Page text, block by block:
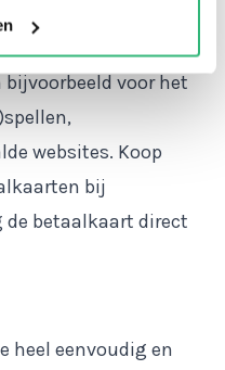
mooie aankoop te
voor het
websites. Koop
bij
de betaalkaart direct
heel eenvoudig en